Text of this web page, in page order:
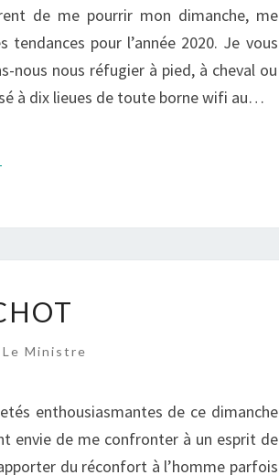
de me pourrir mon dimanche, me
pour l’année 2020. Je vous
nous nous réfugier à pied, à cheval ou
à dix lieues de toute borne wifi au…
LA SUITE
Le Ministre
enthousiasmantes de ce dimanche
envie de me confronter à un esprit de
du réconfort à l’homme parfois